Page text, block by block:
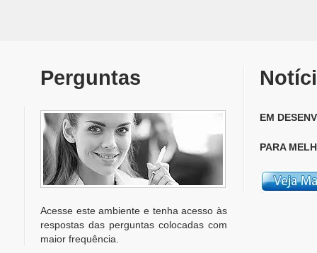
Perguntas
Acesse este ambiente e tenha acesso às
respostas das perguntas colocadas com
maior frequência.
EM
PARA